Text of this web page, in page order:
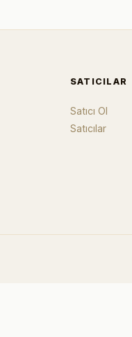
SATICILAR
Satıcı Ol
Satıcılar